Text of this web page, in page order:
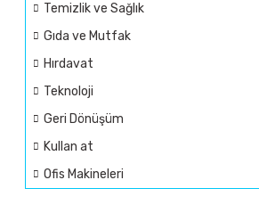
Temizlik ve Sağlık
Gıda ve Mutfak
Hırdavat
Teknoloji
Geri Dönüşüm
Kullan at
Ofis Makineleri